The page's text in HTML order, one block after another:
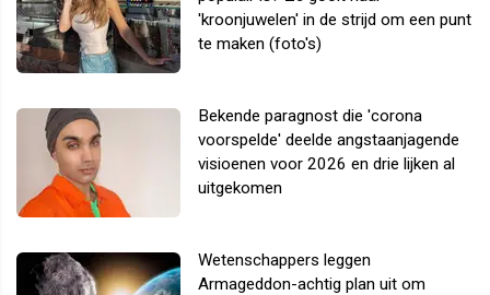
'kroonjuwelen' in de strijd om een punt
te maken (foto's)
Bekende paragnost die 'corona
voorspelde' deelde angstaanjagende
visioenen voor 2026 en drie lijken al
uitgekomen
Wetenschappers leggen
Armageddon-achtig plan uit om